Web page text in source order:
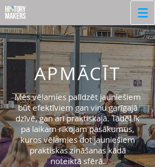
APMĀCĪT
Mēs vēlamies palīdzēt jauniešiem
būt efektīviem gan viņu garīgajā
dzīvē, gan arī praktiskajā.Tādēļ ik
pa laikam rīkojam pasākumus,
kuros vēlamies dot jauniešiem
praktiskaszināšanaskādā
noteiktā sfērā.